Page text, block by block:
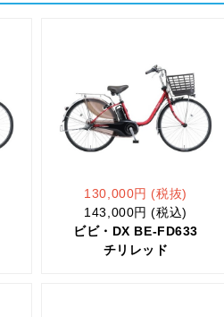
130,000円 (税抜)
143,000円 (税込)
ビビ・DX BE-FD633
チリレッド